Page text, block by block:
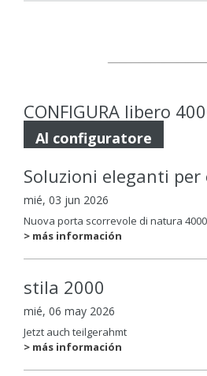
CONFIGURA libero
Al configuratore
Soluzioni eleganti per
mié, 03 jun 2026
Nuova porta scorrevole di natura 4000
> más información
stila 2000
mié, 06 may 2026
Jetzt auch teilgerahmt
> más información